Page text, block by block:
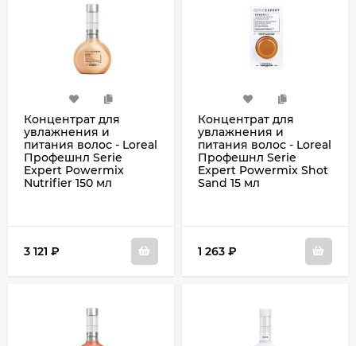
Концентрат для
увлажнения и
питания волос - Loreal
Профешнл Serie
Expert Powermix
Nutrifier 150 мл
3 121 ₽
Концентрат для
увлажнения и
питания волос - Loreal
Профешнл Serie
Expert Powermix Shot
Sand 15 мл
1 263 ₽